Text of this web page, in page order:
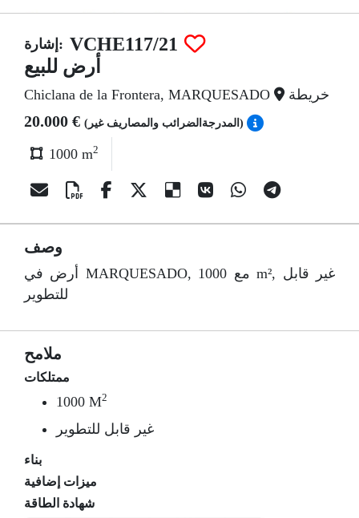
إشارة: VCHE117/21
أرض للبيع
Chiclana de la Frontera, MARQUESADO خريطة
20.000 € (المدرجةالضرائب والمصاريف غير)
1000 m2
وصف
أرض في MARQUESADO, مع 1000 m², غير قابل
للتطوير
ملامح
ممتلكات
1000 M2
غير قابل للتطوير
بناء
ميزات إضافية
شهادة الطاقة